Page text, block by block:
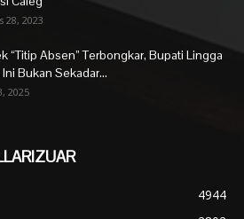
28, 2023
“Titip Absen” Terbongkar, Bupati Lingga
Ini Bukan Sekadar...
2025
4944